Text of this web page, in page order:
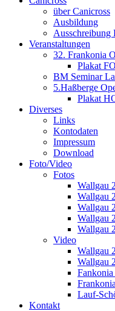
über Canicross
Ausbildung
Ausschreibung
Veranstaltungen
32. Frankonia
Plakat
BM Seminar
5.Haßberge
Plakat
Diverses
Links
Kontodaten
Impressum
Download
Foto/Video
Fotos
Wallgau
Wallgau
Wallgau
Wallgau
Wallgau
Video
Wallgau
Wallgau
Lauf-
Kontakt